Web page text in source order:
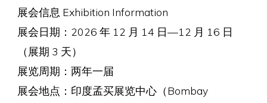
展会信息 Exhibition Information
展会日期：2026 年 12 月 14 日—12 月 16 日
（展期 3 天）
展览周期：两年一届
展会地点：印度孟买展览中心（Bombay